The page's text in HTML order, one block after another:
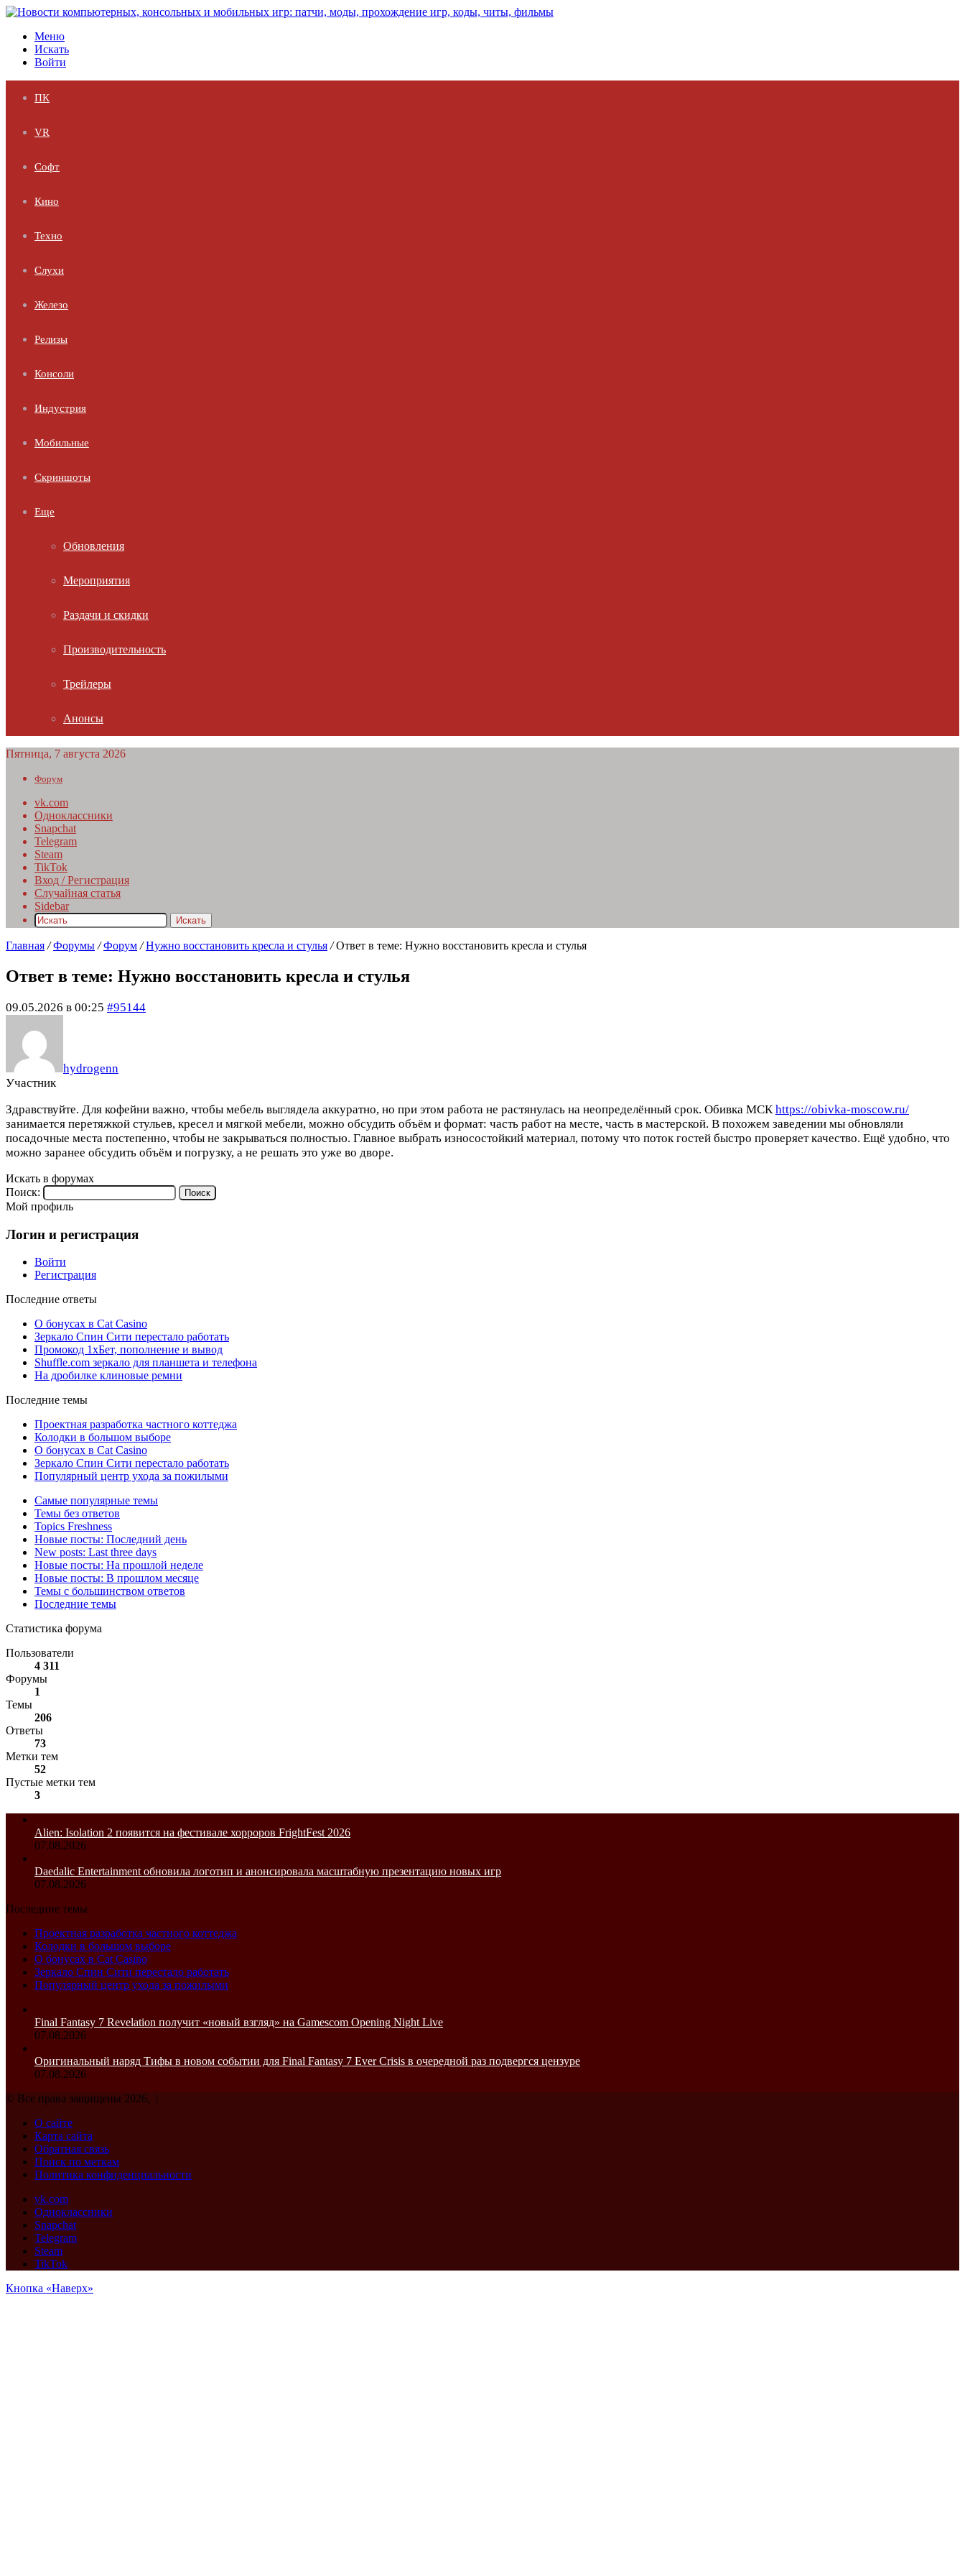
Меню
Искать
Войти
ПК
VR
Софт
Кино
Техно
Слухи
Железо
Релизы
Консоли
Индустрия
Мобильные
Скриншоты
Еще
Обновления
Мероприятия
Раздачи и скидки
Производительность
Трейлеры
Анонсы
Пятница, 7 августа 2026
Форум
vk.com
Одноклассники
Snapchat
Telegram
Steam
TikTok
Вход / Регистрация
Случайная статья
Sidebar
Искать
Главная / Форумы / Форум / Нужно восстановить кресла и стулья / Ответ в теме: Нужно восстановить кресла и стулья
Ответ в теме: Нужно восстановить кресла и стулья
09.05.2026 в 00:25 #95144
hydrogenn
Участник
Здравствуйте. Для кофейни важно, чтобы мебель выглядела аккуратно, но при этом работа не растянулась на неопределённый срок. Обивка МСКhttps://obivka-moscow.ru/
занимается перетяжкой стульев, кресел и мягкой мебели, можно обсудить объём и формат: часть работ на месте, часть в мастерской. В похожем заведении мы обновляли
посадочные места постепенно, чтобы не закрываться полностью. Главное выбрать износостойкий материал, потому что поток гостей быстро проверяет качество. Ещё удобно, что
можно заранее обсудить объём и погрузку, а не решать это уже во дворе.
Искать в форумах
Поиск:
Мой профиль
Логин и регистрация
Войти
Регистрация
Последние ответы
О бонусах в Cat Casino
Зеркало Спин Сити перестало работать
Промокод 1хБет, пополнение и вывод
Shuffle.com зеркало для планшета и телефона
На дробилке клиновые ремни
Последние темы
Проектная разработка частного коттеджа
Колодки в большом выборе
О бонусах в Cat Casino
Зеркало Спин Сити перестало работать
Популярный центр ухода за пожилыми
Самые популярные темы
Темы без ответов
Topics Freshness
Новые посты: Последний день
New posts: Last three days
Новые посты: На прошлой неделе
Новые посты: В прошлом месяце
Темы с большинством ответов
Последние темы
Статистика форума
Пользователи
4 311
Форумы
1
Темы
206
Ответы
73
Метки тем
52
Пустые метки тем
3
Alien: Isolation 2 появится на фестивале хорроров FrightFest 2026
07.08.2026
Daedalic Entertainment обновила логотип и анонсировала масштабную презентацию новых игр
07.08.2026
Последние темы
Проектная разработка частного коттеджа
Колодки в большом выборе
О бонусах в Cat Casino
Зеркало Спин Сити перестало работать
Популярный центр ухода за пожилыми
Final Fantasy 7 Revelation получит «новый взгляд» на Gamescom Opening Night Live
07.08.2026
Оригинальный наряд Тифы в новом событии для Final Fantasy 7 Ever Crisis в очередной раз подвергся цензуре
07.08.2026
© Все права защищены 2026, |
О сайте
Карта сайта
Обратная связь
Поиск по меткам
Политика конфиденциальности
vk.com
Одноклассники
Snapchat
Telegram
Steam
TikTok
Кнопка «Наверх»